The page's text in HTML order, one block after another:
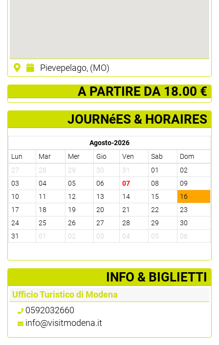
Pievepelago, (MO)
­ A PARTIRE DA 18.00 €
JOURNéES & HORAIRES
Agosto-2026
Lun
Mar Mer Gio Ven Sab
Dom
27
28 29 30 31 01
02
03
04 05 06 07 08
09
10
11 12 13 14 15
16
17
18 19 20 21 22
23
24
25 26 27 28 29
30
31
01 02 03 04 05 06
­INFO & BIGLIETTI
Ufficio Turistico di Modena
0592032660
info@visitmodena.it